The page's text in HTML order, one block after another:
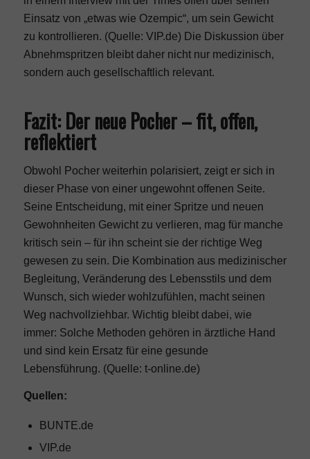
Einsatz von „etwas wie Ozempic“, um sein Gewicht
zu kontrollieren. (Quelle: VIP.de) Die Diskussion über
Abnehmspritzen bleibt daher nicht nur medizinisch,
sondern auch gesellschaftlich relevant.
Fazit: Der neue Pocher – fit, offen,
reflektiert
Obwohl Pocher weiterhin polarisiert, zeigt er sich in
dieser Phase von einer ungewohnt offenen Seite.
Seine Entscheidung, mit einer Spritze und neuen
Gewohnheiten Gewicht zu verlieren, mag für manche
kritisch sein – für ihn scheint sie der richtige Weg
gewesen zu sein. Die Kombination aus medizinischer
Begleitung, Veränderung des Lebensstils und dem
Wunsch, sich wieder wohlzufühlen, macht seinen
Weg nachvollziehbar. Wichtig bleibt dabei, wie
immer: Solche Methoden gehören in ärztliche Hand
und sind kein Ersatz für eine gesunde
Lebensführung. (Quelle: t-online.de)
Quellen:
BUNTE.de
VIP.de